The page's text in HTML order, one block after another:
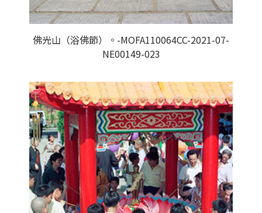
佛光山（浴佛節）。-MOFA110064CC-2021-07-
NE00149-023